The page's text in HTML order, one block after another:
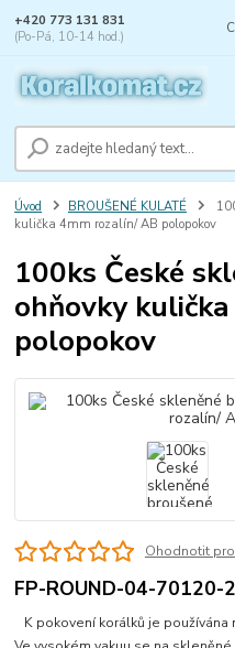
+420 773 131 831
(Po-Pá, 10-14 hod.)
Úvod BROUŠENÉ KULATÉ
kulička 4mm rozalín/ AB polopokov
100ks České
ohňovky
polopokov
Ohodnotit
FP-ROUND-04-70120-
K pokovení korálků je používána